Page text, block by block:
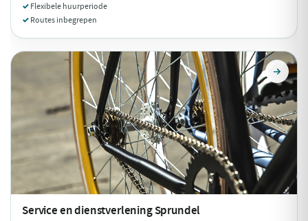
Flexibele huurperiode
Routes inbegrepen
Service en dienstverleningSprundel